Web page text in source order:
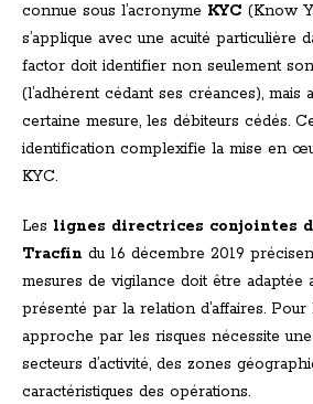
connue sous l’acronyme KYC (Know
s’applique avec une acuité particulière
factor doit identifier non seulement
(l’adhérent cédant ses créances), mais
certaine mesure, les débiteurs cédés.
identification complexifie la mise en
KYC.
Les lignes directrices conjointes
Tracfin du 16 décembre 2019
mesures de vigilance doit être adaptée
présenté par la relation d’affaires.
approche par les risques nécessite
secteurs d’activité, des zones
caractéristiques des opérations.